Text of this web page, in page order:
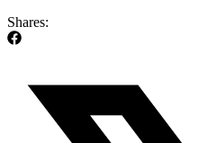
Shares: